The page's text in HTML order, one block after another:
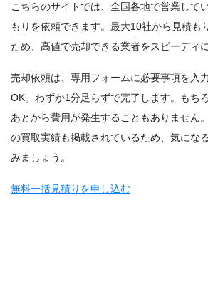
こちらのサイトでは、全国各地で営業して
もりを依頼できます。最大10社から見積も
ため、高値で売却できる業者をスピーディ
売却依頼は、専用フォームに必要事項を入
OK。わずか1分足らずで完了します。もち
あとから費用が発生することもありません
の買取実績も掲載されているため、気にな
みましょう。
無料一括見積りを申し込む